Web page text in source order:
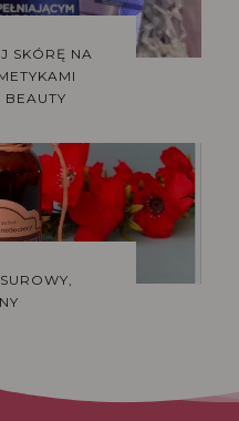
SKÓRĘ NA
BEAUTY